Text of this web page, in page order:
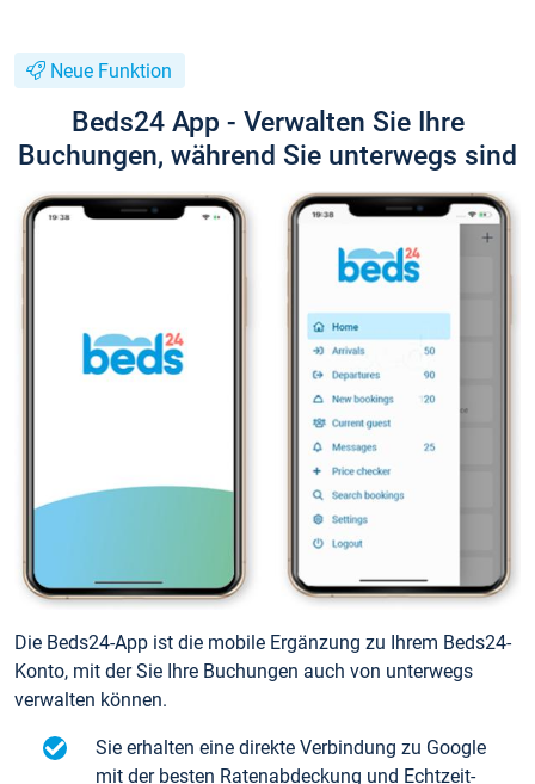
Neue Funktion
Beds24 App - Verwalten Sie Ihre
Buchungen, während Sie unterwegs sind
Die Beds24-App ist die mobile Ergänzung zu Ihrem Beds24-
Konto, mit der Sie Ihre Buchungen auch von unterwegs
verwalten können.
Sie erhalten eine direkte Verbindung zu Google
mit der besten Ratenabdeckung und Echtzeit-